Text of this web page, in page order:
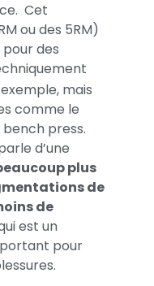
Cet
ou des 5RM)
des
mais
comme le
press.
d’une
plus
de
de
est un
pour